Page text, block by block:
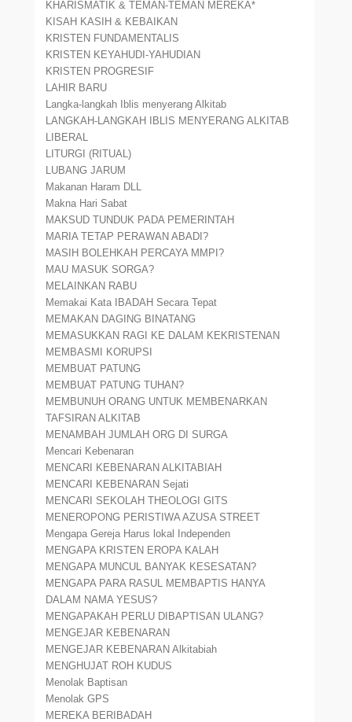
KHARISMATIK & TEMAN-TEMAN MEREKA*
KISAH KASIH & KEBAIKAN
KRISTEN FUNDAMENTALIS
KRISTEN KEYAHUDI-YAHUDIAN
KRISTEN PROGRESIF
LAHIR BARU
Langka-langkah Iblis menyerang Alkitab
LANGKAH-LANGKAH IBLIS MENYERANG ALKITAB
LIBERAL
LITURGI (RITUAL)
LUBANG JARUM
Makanan Haram DLL
Makna Hari Sabat
MAKSUD TUNDUK PADA PEMERINTAH
MARIA TETAP PERAWAN ABADI?
MASIH BOLEHKAH PERCAYA MMPI?
MAU MASUK SORGA?
MELAINKAN RABU
Memakai Kata IBADAH Secara Tepat
MEMAKAN DAGING BINATANG
MEMASUKKAN RAGI KE DALAM KEKRISTENAN
MEMBASMI KORUPSI
MEMBUAT PATUNG
MEMBUAT PATUNG TUHAN?
MEMBUNUH ORANG UNTUK MEMBENARKAN
TAFSIRAN ALKITAB
MENAMBAH JUMLAH ORG DI SURGA
Mencari Kebenaran
MENCARI KEBENARAN ALKITABIAH
MENCARI KEBENARAN Sejati
MENCARI SEKOLAH THEOLOGI GITS
MENEROPONG PERISTIWA AZUSA STREET
Mengapa Gereja Harus lokal Independen
MENGAPA KRISTEN EROPA KALAH
MENGAPA MUNCUL BANYAK KESESATAN?
MENGAPA PARA RASUL MEMBAPTIS HANYA
DALAM NAMA YESUS?
MENGAPAKAH PERLU DIBAPTISAN ULANG?
MENGEJAR KEBENARAN
MENGEJAR KEBENARAN Alkitabiah
MENGHUJAT ROH KUDUS
Menolak Baptisan
Menolak GPS
MEREKA BERIBADAH